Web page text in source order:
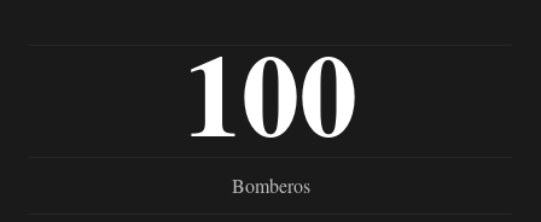
100
Bomberos